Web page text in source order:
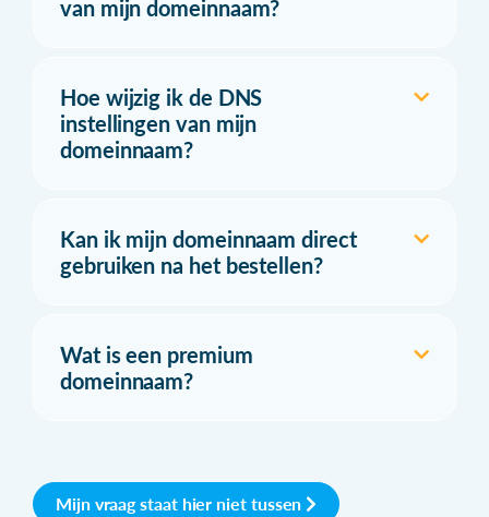
van mijn domeinnaam?
Hoe wijzig ik de DNS
instellingen van mijn
domeinnaam?
Kan ik mijn domeinnaam direct
gebruiken na het bestellen?
Wat is een premium
domeinnaam?
Mijn vraag staat hier niet tussen